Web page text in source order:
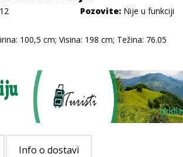
Pozovite: Nije u funkciji
100,5 cm; Visina: 198 cm; Težina: 76.05
Info o dostavi